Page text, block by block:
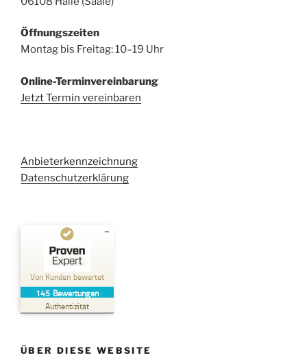
Öffnungszeiten
Montag bis Freitag: 10–19 Uhr
Online-Terminvereinbarung
Jetzt Termin vereinbaren
Anbieterkennzeichnung
Datenschutzerklärung
Von Kunden bewertet
145 Bewertungen
Authentizität
Kundenbewertungen und Erfahrungen zu
Kehl Rechtsanwaltsgesellschaft mbH
SEHR GUT
ÜBER DIESE WEBSITE